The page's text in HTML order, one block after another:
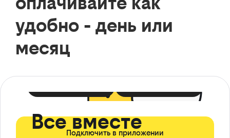
удобно - день или
месяц
Все вместе
Подключить в приложении